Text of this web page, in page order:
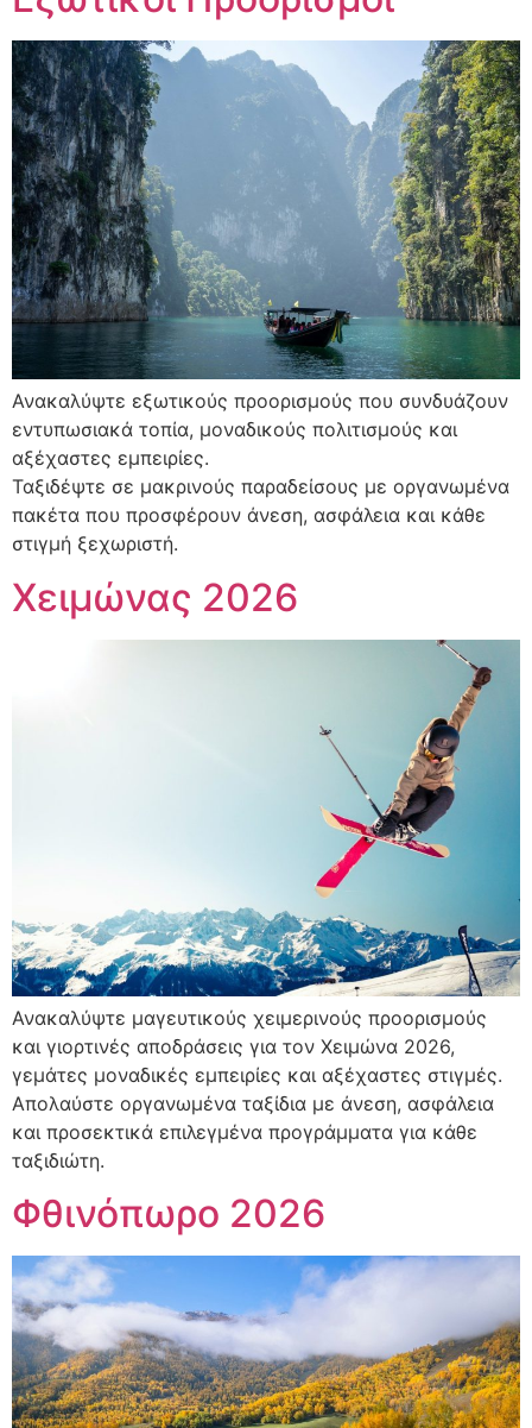
Ανακαλύψτε εξωτικούς προορισμούς που συνδυάζουν
εντυπωσιακά τοπία, μοναδικούς πολιτισμούς και
αξέχαστες εμπειρίες.
Ταξιδέψτε σε μακρινούς παραδείσους με οργανωμένα
πακέτα που προσφέρουν άνεση, ασφάλεια και κάθε
στιγμή ξεχωριστή.
Χειμώνας 2026
Ανακαλύψτε μαγευτικούς χειμερινούς προορισμούς
και γιορτινές αποδράσεις για τον Χειμώνα 2026,
γεμάτες μοναδικές εμπειρίες και αξέχαστες στιγμές.
Απολαύστε οργανωμένα ταξίδια με άνεση, ασφάλεια
και προσεκτικά επιλεγμένα προγράμματα για κάθε
ταξιδιώτη.
Φθινόπωρο 2026